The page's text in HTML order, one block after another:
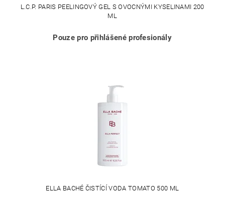
L.C.P. PARIS PEELINGOVÝ GEL S OVOCNÝMI KYSELINAMI 200
ML
Pouze pro přihlášené profesionály
ELLA BACHÉ ČISTÍCÍ VODA TOMATO 500 ML